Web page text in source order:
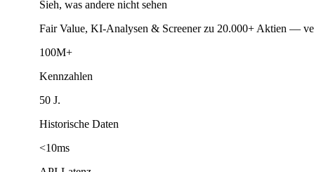
Sieh, was andere nicht sehen
Fair Value, KI-Analysen & Screener zu 20.000+ Aktien —
100M+
Kennzahlen
50 J.
Historische Daten
<10ms